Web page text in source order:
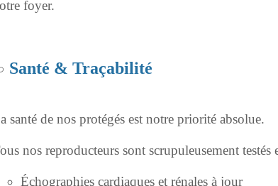
foyer.
Santé & Traçabilité
santé de nos protégés est notre priorité absolue.
nos reproducteurs sont scrupuleusement testés
Échographies cardiaques et rénales à jour